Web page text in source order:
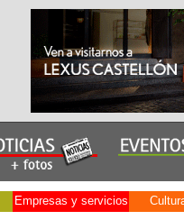
Empresas y servicios